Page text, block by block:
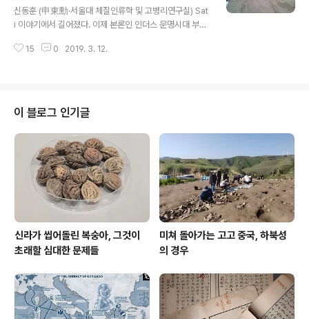
깊습니다. 라마(Rama)의 아내 시타(Sita)가 자신의 순결
을 증명하고자 불에 뛰어들죠. 일단 Sati보다는 열녀촌 같
은 곳에서 생활하는 것이 과부의 일반적인 삶이었습니다.
바라나시 등지에 유명한 과부촌이 있습니다. 인도 영화 《W
신동훈 (申東勳·서울대 체질인류학 및 고병리연구실) Sat
i 이야기에서 길어졌다. 이제 본론인 인더스 문명시대 부부
무덤에서 부부합장묘가 발견되면 세계적인 화제가 되는 경
루마니아에서 발견된 중세 남녀 인골. 아마도 부부라고 생
각되지만 이 두 사람은 손을 잡고 함께 묻혔다. 부부가 함께
묻혔을 때 이를 영원한 사랑의 결과로 보고자 하는 것은 대
중의 바람이기도 하다. 미국의 고고학 대중지인 "Archae
ology Magazine"에는 다음과 같이 이 부부합장묘를 설
명했다. "T..
15 0 2019. 3. 12.
이 블로그 인기글
신라가 씹어돌린 복숭아, 그것이
초래할 심대한 문제들
미쳐 돌아가는 고고 중국, 하북성
의 경우